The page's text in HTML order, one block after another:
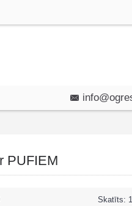
PUFIEM
Skatīts: